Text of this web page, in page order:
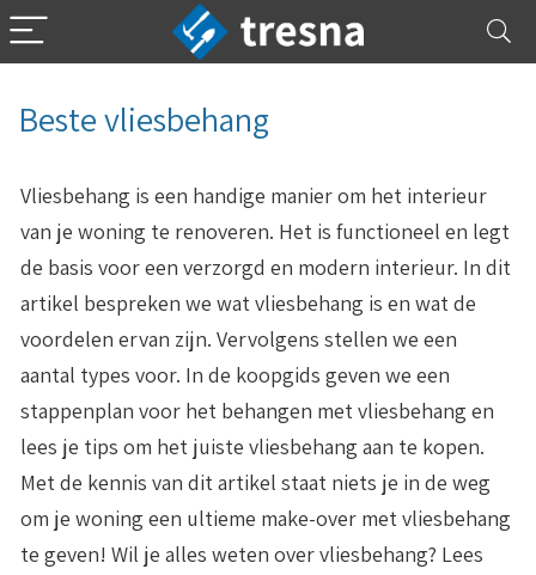
Beste vliesbehang
Vliesbehang is een handige manier om het interieur
van je woning te renoveren. Het is functioneel en legt
de basis voor een verzorgd en modern interieur. In dit
artikel bespreken we wat vliesbehang is en wat de
voordelen ervan zijn. Vervolgens stellen we een
aantal types voor. In de koopgids geven we een
stappenplan voor het behangen met vliesbehang en
lees je tips om het juiste vliesbehang aan te kopen.
Met de kennis van dit artikel staat niets je in de weg
om je woning een ultieme make-over met vliesbehang
te geven! Wil je alles weten over vliesbehang? Lees